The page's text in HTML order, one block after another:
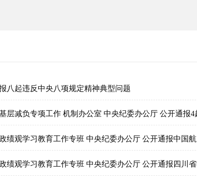
八起违反中央八项规定精神典型问题